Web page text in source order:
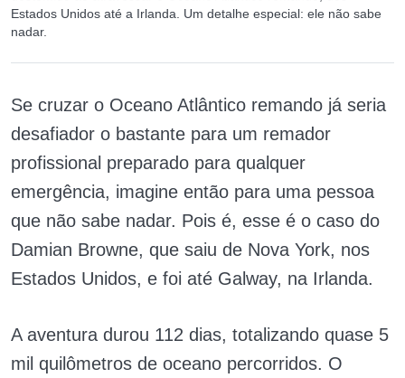
Estados Unidos até a Irlanda. Um detalhe especial: ele não sabe
nadar.
Se cruzar o Oceano Atlântico remando já seria
desafiador o bastante para um remador
profissional preparado para qualquer
emergência, imagine então para uma pessoa
que não sabe nadar. Pois é, esse é o caso do
Damian Browne, que saiu de Nova York, nos
Estados Unidos, e foi até Galway, na Irlanda.
A aventura durou 112 dias, totalizando quase 5
mil quilômetros de oceano percorridos. O